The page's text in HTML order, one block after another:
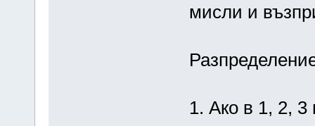
мисли и
1. Ако в 1, 2,